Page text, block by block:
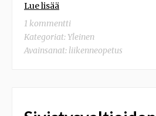
Lue lisää
1 kommentti
Kategoriat: Yleinen
Avainsanat: liikenneopetus